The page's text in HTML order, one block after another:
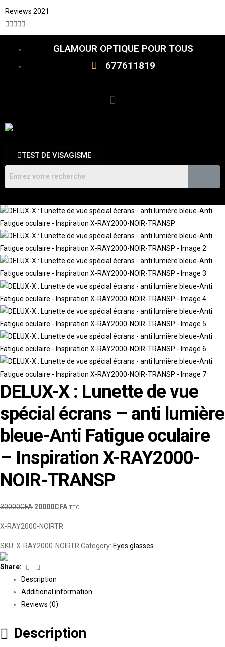
Reviews 2021

GLAMOUR OPTIQUE POUR TOUS
677611819
TEST DE VISAGISME
DELUX-X : Lunette de vue
spécial écrans – anti lumière
bleue-Anti Fatigue oculaire
– Inspiration X-RAY2000-
NOIR-TRANSP
30000CFA 20000CFA TTC
X-RAY2000-NOIRTR
SKU: X-RAY2000-NOIRTRCategory: Eyes glasses
Share: Facebook
Description
Additional information
Reviews (0)
Description